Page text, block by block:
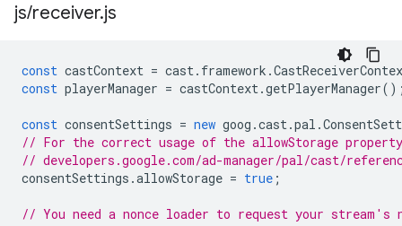
js/receiver.js
const castContext = cast. framework .
const playerManager = castContext.getPlayerManager
const consentSettings = new goog .cast.pal .
// For the correct usage of the allowStorage
// developers.google.com/ad-manager/pal/cast/
consentSettings .allowStorage = true ;
// You need a nonce loader to request your stream's